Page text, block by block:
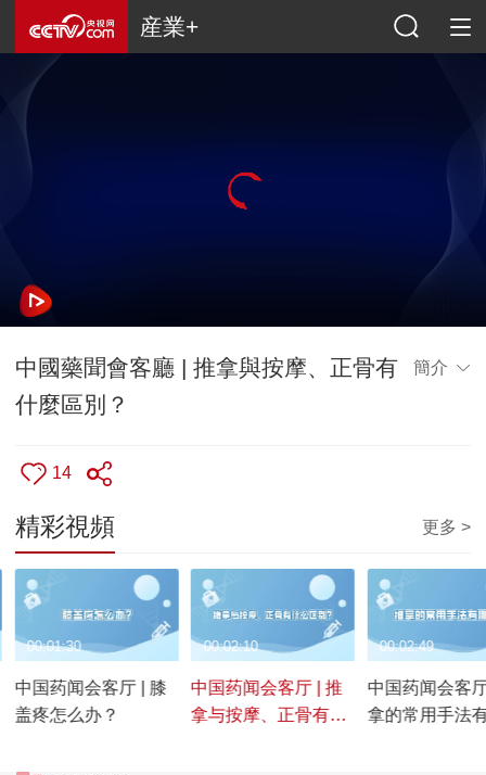
産業+
中國藥聞會客廳 | 推拿與按摩、正骨有
什麼區別？
簡介
14
精彩視頻 更多 >
中国药闻会客厅 | 膝
盖疼怎么办？
00:01:30
中国药闻会客厅 | 推
拿与按摩、正骨有什
00:02:10
中国药闻会客
拿的常用手法
00:02:49